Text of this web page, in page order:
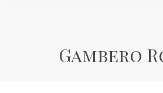
Gambero